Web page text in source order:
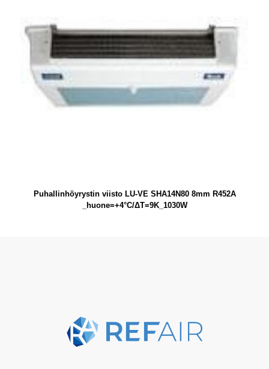
Puhallinhöyrystin viisto LU-VE SHA14N80 8mm R452A
_huone=+4°C/ΔT=9K_1030W